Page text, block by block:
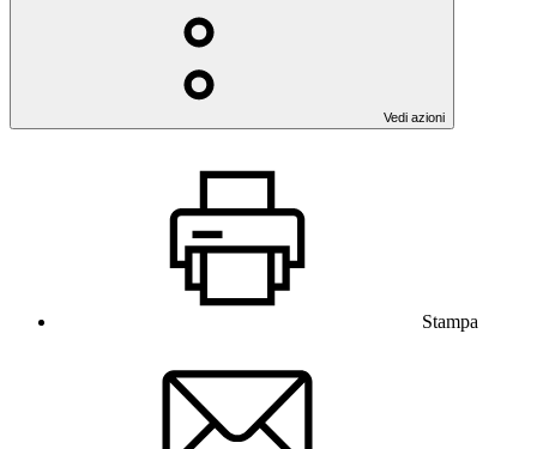
Vedi azioni
Stampa